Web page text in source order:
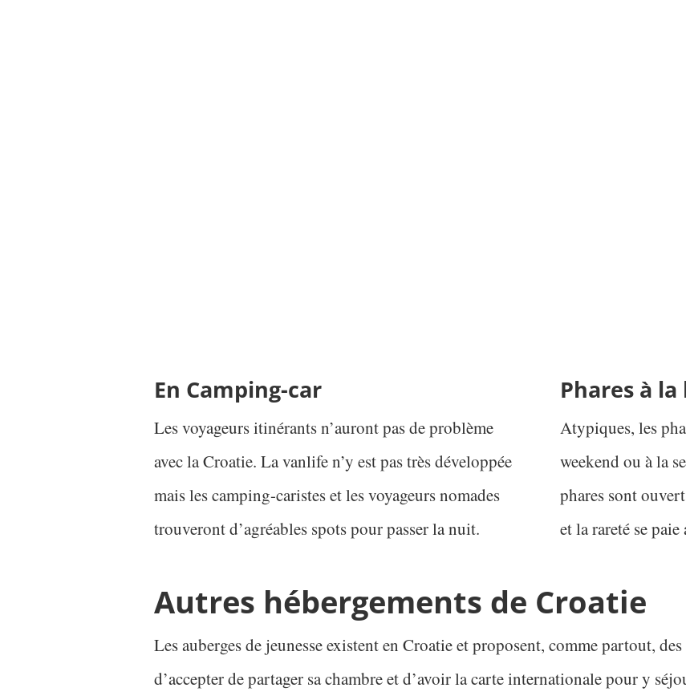
En Camping-car
Les voyageurs itinérants n’auront pas de problème
avec la Croatie. La vanlife n’y est pas très développée
mais les camping-caristes et les voyageurs nomades
trouveront d’agréables spots pour passer la nuit.
Phares à
Atypiques, les
weekend ou à la
phares sont
et la rareté se
Autres hébergements de Croatie
Les auberges de jeunesse existent en Croatie et proposent, comme partout,
d’accepter de partager sa chambre et d’avoir la carte internationale pour y